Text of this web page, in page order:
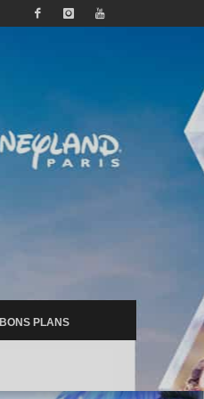
BONS PLANS